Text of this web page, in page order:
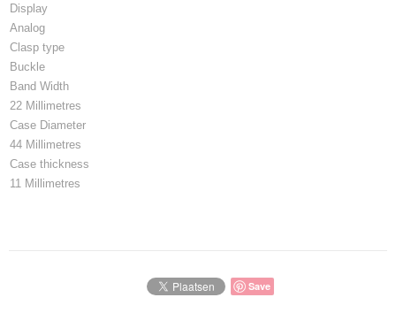
Display
Analog
Clasp type
Buckle
Band Width
22 Millimetres
Case Diameter
44 Millimetres
Case thickness
11 Millimetres
Save